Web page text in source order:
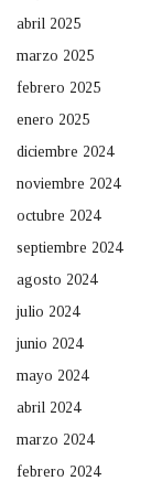
abril 2025
marzo 2025
febrero 2025
enero 2025
diciembre 2024
noviembre 2024
octubre 2024
septiembre 2024
agosto 2024
julio 2024
junio 2024
mayo 2024
abril 2024
marzo 2024
febrero 2024